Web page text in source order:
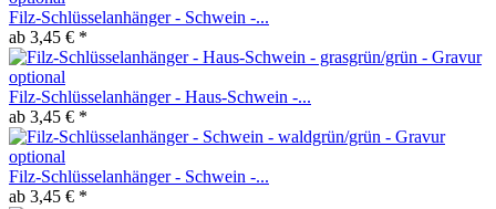
Filz-Schlüsselanhänger - Schwein -...
ab 3,45 € *
Filz-Schlüsselanhänger - Haus-Schwein -...
ab 3,45 € *
Filz-Schlüsselanhänger - Schwein -...
ab 3,45 € *